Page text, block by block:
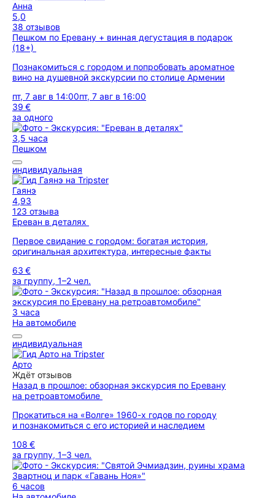
Анна
5,0
38 отзывов
Пешком по Еревану + винная дегустация в подарок
(18+)
Познакомиться с городом и попробовать ароматное
вино на душевной экскурсии по столице Армении
пт, 7 авг в 14:00пт, 7 авг в 16:00
39 €
за одного
3,5 часа
Пешком
индивидуальная
Гаянэ
4,93
123 отзыва
Ереван в деталях
Первое свидание с городом: богатая история,
оригинальная архитектура, интересные факты
63 €
за группу, 1–2 чел.
3 часа
На автомобиле
индивидуальная
Арто
Ждёт отзывов
Назад в прошлое: обзорная экскурсия по Еревану
на ретроавтомобиле
Прокатиться на «Волге» 1960-х годов по городу
и познакомиться с его историей и наследием
108 €
за группу, 1–3 чел.
6 часов